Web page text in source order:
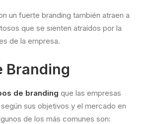
un fuerte branding también atraen a
que se sienten atraídos por la
de la empresa.
Branding
de branding que las empresas
sus objetivos y el mercado en
de los más comunes son: